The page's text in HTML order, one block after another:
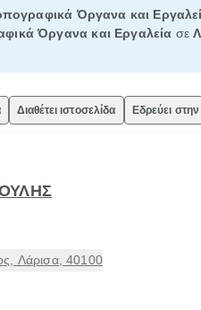
Όργανα και
Όργανα και Εργαλεία σε
Διαθέτει ιστοσελίδα Εδρεύει
Λάρισα, 40100